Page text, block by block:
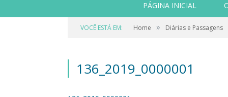
PÁGINA INICIAL
VOCÊ ESTÁ EM: Home » Diárias e Passagens
136_2019_0000001